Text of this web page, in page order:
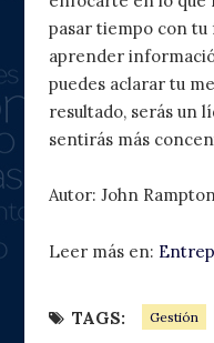
pasar tiempo con
aprender
puedes aclarar tu
resultado, serás un
sentirás más
Autor: John
Leer más en:
TAGS: Gestión